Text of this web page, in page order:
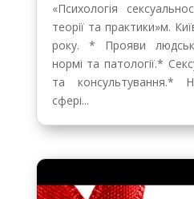
«Психологія
теорії та практики»м.
року. * Прояви
нормі та патології.*
та консультування.*
сфері...